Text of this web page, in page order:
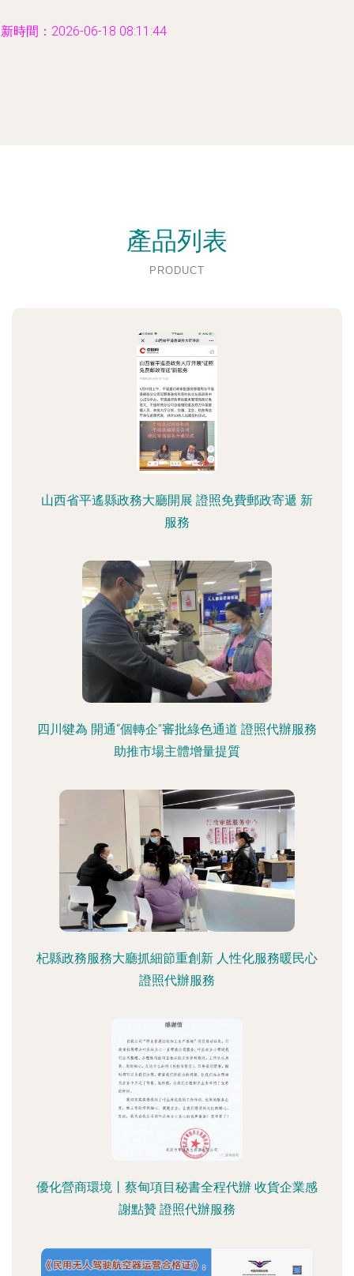
時間：2026-06-18 08:11:44
產品列表
PRODUCT
山西省平遙縣政務大廳開展 證照免費郵政寄遞 新
服務
四川犍為 開通“個轉企”審批綠色通道 證照代辦服務
助推市場主體增量提質
杞縣政務服務大廳抓細節重創新 人性化服務暖民心
證照代辦服務
優化營商環境丨蔡甸項目秘書全程代辦 收貨企業感
謝點贊 證照代辦服務